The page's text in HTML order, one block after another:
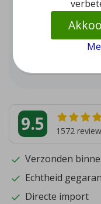
9.5 1572
Verzonden
Echtheid
Directe import